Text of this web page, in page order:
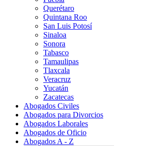
Querétaro
Quintana Roo
San Luis Potosí
Sinaloa
Sonora
Tabasco
Tamaulipas
Tlaxcala
Veracruz
Yucatán
Zacatecas
Abogados Civiles
Abogados para Divorcios
Abogados Laborales
Abogados de Oficio
Abogados A - Z